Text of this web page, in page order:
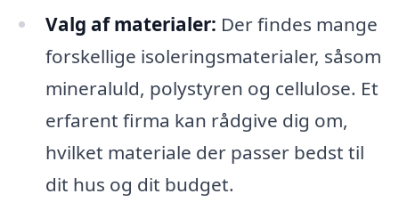
Valg af materialer: Der findes mange
forskellige isoleringsmaterialer, såsom
mineraluld, polystyren og cellulose. Et
erfarent firma kan rådgive dig om,
hvilket materiale der passer bedst til
dit hus og dit budget.